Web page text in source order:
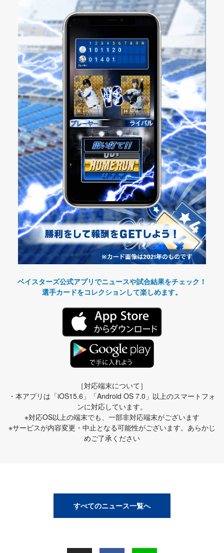
ベイスターズ公式アプリでニュースや試合結果をチェック！
選手カードをコレクションして楽しめます。
［対応端末について］
・本アプリは「iOS15.6」「Android OS 7.0」以上のスマートフォ
ンに対応しています。
※対応OS以上の端末でも、一部非対応端末がございます
※サービスが内容変更・中止となる可能性がございます。あらかじ
めご了承ください
すべてのニュース一覧へ